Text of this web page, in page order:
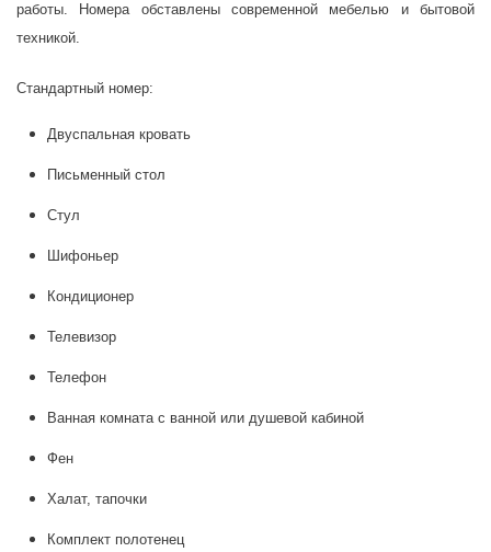
работы. Номера обставлены современной мебелью и бытовой
техникой.
Стандартный номер:
Двуспальная кровать
Письменный стол
Стул
Шифоньер
Кондиционер
Телевизор
Телефон
Ванная комната с ванной или душевой кабиной
Фен
Халат, тапочки
Комплект полотенец